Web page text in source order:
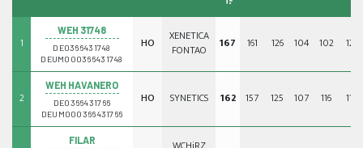
1
WEH 31748
DE0366431748
DEUM000366431748
HO
XENETICA
FONTAO
167 161 126 104 102 122
2
WEH HAVANERO
DE0366431766
DEUM000366431766
HO SYNETICS 162 157 125 107 116 110
FILAR